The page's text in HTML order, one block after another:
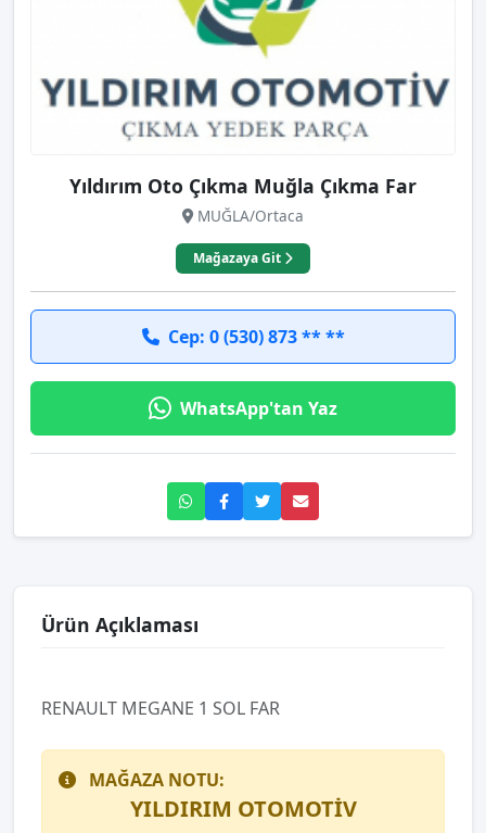
Yıldırım Oto Çıkma Muğla Çıkma Far
MUĞLA/Ortaca
Mağazaya Git
Cep: 0 (530) 873 ** **
WhatsApp'tan Yaz
Ürün Açıklaması
RENAULT MEGANE 1 SOL FAR
MAĞAZA NOTU:
YILDIRIM OTOMOTİV